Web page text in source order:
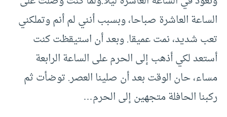
الساعة العاشرة صباحا، وبسبب أنني لم أنم وتملكني
تعب شديد، نمت عميقا. وبعد أن استيقظت كنت
أستعد لكي أذهب إلى الحرم على الساعة الرابعة
مساء، حان الوقت بعد أن صلينا العصر. توضأت ثم
ركبنا الحافلة متجهين إلى الحرم…